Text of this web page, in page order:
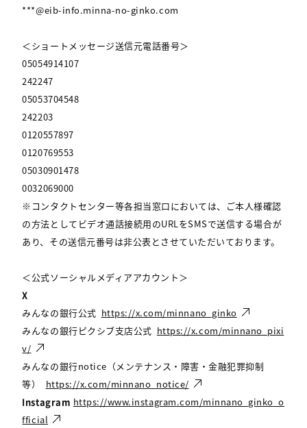
***@eib-info.minna-no-ginko.com
＜ショートメッセージ送信元電話番号＞
05054914107
242247
05053704548
242203
0120557897
0120769553
05030901478
0032069000
※コンタクトセンター等各担当窓口においては、ご本人様確認
の方法としてビデオ通話接続用のURLをSMSで送信する場合が
あり、その送信元番号は非公表とさせていただいております。
＜公式ソーシャルメディアアカウント＞
X
みんなの銀行公式 https://x.com/minnano_ginko
みんなの銀行ピクシブ支店公式 https://x.com/minnano_pixi
v/
みんなの銀行notice（メンテナンス・障害・金融犯罪抑制
等） https://x.com/minnano_notice/
Instagram https://www.instagram.com/minnano_ginko_o
fficial